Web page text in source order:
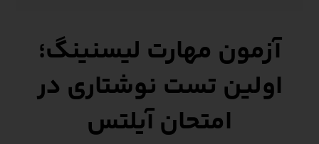
آزمون مهارت لیسنینگ؛
اولین تست نوشتاری در
امتحان آیلتس